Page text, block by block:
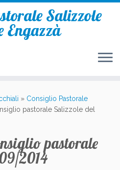
Salizzole
Engazzà
» Consiglio Pastorale
pastorale Salizzole del
pastorale
2014